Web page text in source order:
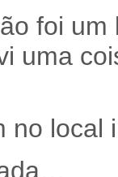
foi
uma
no local